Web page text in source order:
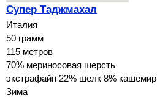
Супер Таджмахал
Италия
50 грамм
115 метров
70% мериносовая шерсть
экстрафайн 22% шелк 8% кашемир
Зима